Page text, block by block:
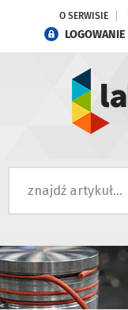
O SERWISIE
LOGOWANIE